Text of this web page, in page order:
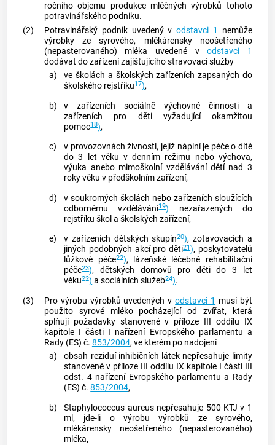
ročního objemu produkce mléčných výrobků tohoto
potravinářského podniku.
(2)
Potravinářský podnik uvedený vodstavci 1
nemůže
výrobky ze syrového, mlékárensky neošetřeného
(nepasterovaného) mléka uvedené vodstavci 1
dodávat do zařízení zajišťujícího stravovací služby
a)
ve školách a školských zařízeních zapsaných do
školského rejstříku17),
b)
v zařízeních sociálně výchovné činnosti a
zařízeních pro děti vyžadující okamžitou
pomoc18),
c)
v provozovnáchživnosti, jejíž náplní je péče o dítě
do 3 let věku v denním režimu nebo výchova,
výuka anebo mimoškolní vzdělávání dětí nad 3
roky věku v předškolním zařízení,
d)
v soukromých školách nebo zařízeních sloužících
odbornému vzdělávání19) nezařazených do
rejstříku škol a školských zařízení,
e)
v zařízeních dětských skupin20), zotavovacích a
jiných podobných akcí pro děti21), poskytovatelů
lůžkové péče22), lázeňské léčebně rehabilitační
péče23), dětských domovů pro děti do 3 let
věku22) a sociálních služeb24).
(3)
Pro výrobu výrobků uvedených vodstavci 1 musí být
použito syrové mléko pocházející od zvířat, která
splňují požadavky stanovené v příloze III oddílu IX
kapitole I části I nařízení Evropského parlamentu a
Rady (ES) č. 853/2004, ve kterém po nadojení
a)
obsah reziduí inhibičních látek nepřesahuje limity
stanovené v příloze III oddílu IX kapitole I části III
odst. 4 nařízení Evropského parlamentu a Rady
(ES) č.853/2004,
b)
Staphylococcus aureus nepřesahuje 500 KTJ v 1
ml, jde-li o výrobu výrobků ze syrového,
mlékárensky neošetřeného (nepasterovaného)
mléka,